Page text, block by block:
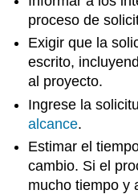
proceso de
Exigir que la
escrito,
al proyecto.
Ingrese la
alcance.
Estimar el
cambio. Si el
mucho tiempo y